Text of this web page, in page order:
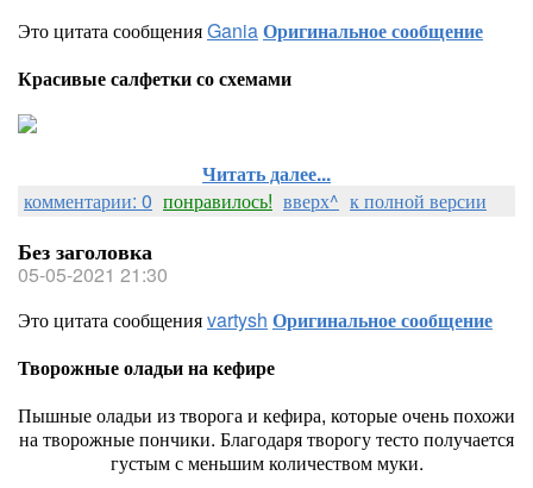
Это цитата сообщенияGaniaОригинальное сообщение
Красивые салфетки со схемами
Читать далее...
комментарии: 0 понравилось! вверх^ к полной версии
Без заголовка
05-05-2021 21:30
Это цитата сообщенияvartysh Оригинальное сообщение
Творожные оладьи на кефире
Пышные оладьи из творога и кефира, которые очень похожи
на творожные пончики. Благодаря творогу тесто получается
густым с меньшим количеством муки.